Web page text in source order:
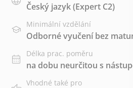
Český jazyk(Expert C2)
Minimální vzdělání
Odborné vyučení bez
Délka prac. poměru
na dobu neurčitou s
Vhodné také pro